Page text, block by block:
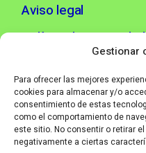
Gestionar
Para ofrecer las mejores
cookies para almacenar y/o
consentimiento de estas
como el comportamiento de
este sitio. No consentir o retirar
negativamente a ciertas
Aviso legal
Política de privacidad
Info contacto
info@corebmusic.es